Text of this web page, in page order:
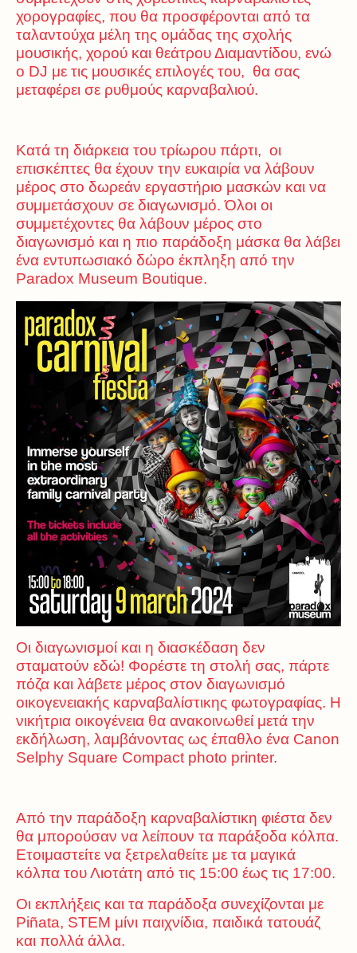
χορογραφίες, που θα προσφέρονται από τα
ταλαντούχα μέλη της ομάδας της σχολής
μουσικής, χορού και θεάτρου Διαμαντίδου, ενώ
ο DJ με τις μουσικές επιλογές του, θα σας
μεταφέρει σε ρυθμούς καρναβαλιού.
Κατά τη διάρκεια του τρίωρου πάρτι, οι
επισκέπτες θα έχουν την ευκαιρία να λάβουν
μέρος στο δωρεάν εργαστήριο μασκών και να
συμμετάσχουν σε διαγωνισμό. Όλοι οι
συμμετέχοντες θα λάβουν μέρος στο
διαγωνισμό και η πιο παράδοξη μάσκα θα λάβει
ένα εντυπωσιακό δώρο έκπληξη από την
Paradox Museum Boutique.
Οι διαγωνισμοί και η διασκέδαση δεν
σταματούν εδώ! Φορέστε τη στολή σας, πάρτε
πόζα και λάβετε μέρος στον διαγωνισμό
οικογενειακής καρναβαλίστικης φωτογραφίας. Η
νικήτρια οικογένεια θα ανακοινωθεί μετά την
εκδήλωση, λαμβάνοντας ως έπαθλο ένα Canon
Selphy Square Compact photo printer.
Από την παράδοξη καρναβαλίστικη φιέστα δεν
θα μπορούσαν να λείπουν τα παράξοδα κόλπα.
Ετοιμαστείτε να ξετρελαθείτε με τα μαγικά
κόλπα του Λιοτάτη από τις 15:00 έως τις 17:00.
Οι εκπλήξεις και τα παράδοξα συνεχίζονται με
Piñata, STEM μίνι παιχνίδια, παιδικά τατουάζ
και πολλά άλλα.